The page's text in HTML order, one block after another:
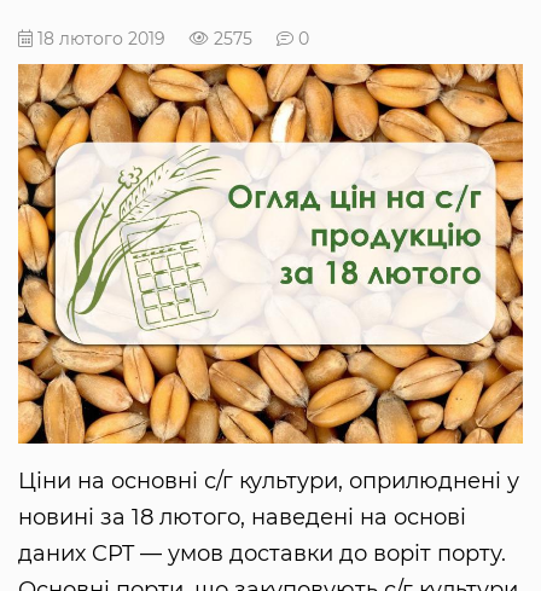
18 лютого 2019 2575 0
Ціни на основні с/г культури, оприлюднені у
новині за 18 лютого, наведені на основі
даних CPT — умов доставки до воріт порту.